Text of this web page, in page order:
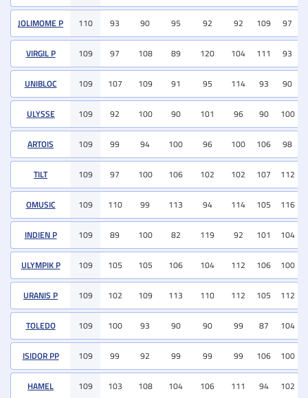
JOLIMOME P 110 93 90 95 92 92 109 97
VIRGIL P 109 97 108 89 120 104 111 93
UNIBLOC 109 107 109 91 95 114 93 90
ULYSSE 109 92 100 90 101 96 90 100
ARTOIS 109 99 94 100 96 100 106 98
TILT 109 97 100 106 102 102 107 112
OMUSIC 109 110 99 113 94 114 105 116
INDIEN P 109 89 100 82 119 92 101 104
ULYMPIK P 109 105 105 106 104 112 106 100
URANIS P 109 102 109 113 110 112 105 112
TOLEDO 109 100 93 90 90 99 87 104
ISIDOR PP 109 99 92 99 99 99 106 100
HAMEL 109 103 108 104 106 111 94 102